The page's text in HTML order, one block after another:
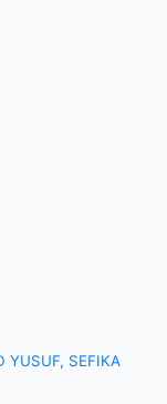
YUSUF, SEFIKA